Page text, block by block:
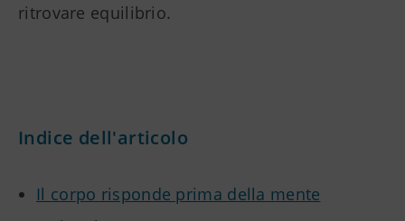
ritrovare equilibrio.
Indice dell'articolo
Il corpo risponde prima della mente